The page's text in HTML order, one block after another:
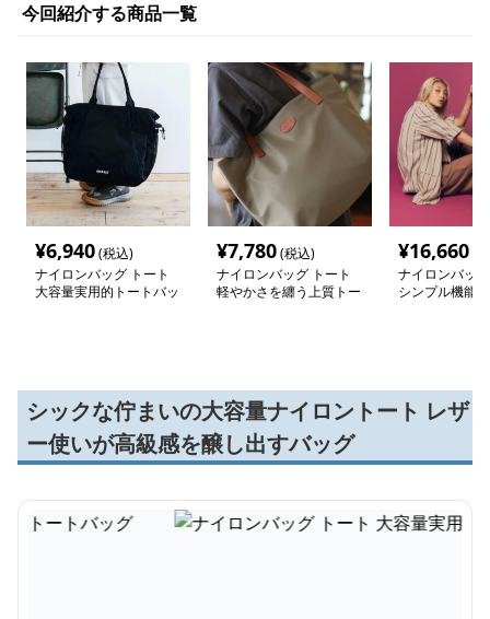
今回紹介する商品一覧
¥6,940(税込)
ナイロンバッグ トート
大容量実用的トートバッ
¥7,780(税込)
ナイロンバッグ トート
軽やかさを纏う上質トー
¥16,660
ナイロンバッ
シンプル機能
シックな佇まいの大容量ナイロントート レザ
ー使いが高級感を醸し出すバッグ